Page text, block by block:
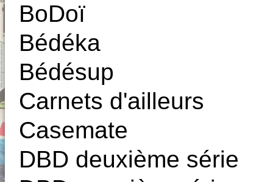
BoDoï
Bédéka
Bédésup
Carnets d'ailleurs
Casemate
DBD deuxième série